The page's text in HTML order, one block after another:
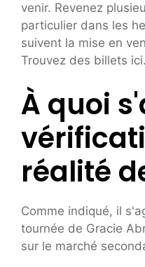
venir. Revenez
particulier dans les
suivent la mise en
Trouvez des billets ici.
À quoi
réalité
Comme indiqué, il
tournée de Gracie
sur le marché